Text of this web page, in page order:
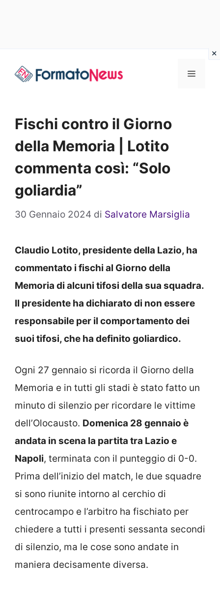
Menu
Fischi contro il Giorno
della Memoria | Lotito
commenta così: “Solo
goliardia”
30 Gennaio 2024 di Salvatore Marsiglia
Claudio Lotito, presidente della Lazio, ha
commentato i fischi al Giorno della
Memoria di alcuni tifosi della sua squadra.
Il presidente ha dichiarato di non essere
responsabile per il comportamento dei
suoi tifosi, che ha definito goliardico.
Ogni 27 gennaio si ricorda il Giorno della
Memoria e in tutti gli stadi è stato fatto un
minuto di silenzio per ricordare le vittime
dell’Olocausto. Domenica 28 gennaio è
andata in scena la partita tra Lazio e
Napoli, terminata con il punteggio di 0-0.
Prima dell’inizio del match, le due squadre
si sono riunite intorno al cerchio di
centrocampo e l’arbitro ha fischiato per
chiedere a tutti i presenti sessanta secondi
di silenzio, ma le cose sono andate in
maniera decisamente diversa.